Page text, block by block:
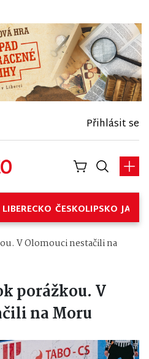
Přihlásit se
LIBERECKO ČESKOLIPSKO
V Olomouci nestačili na
porážkou. V
na Moru